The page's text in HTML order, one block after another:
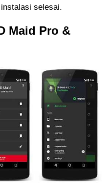
selesai.
Maid Pro &